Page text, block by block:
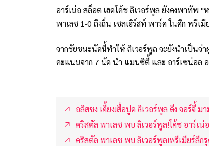
อาร์เน่อ สล็อต เฮดโค้ช ลิเวอร์พูล ยังคงพาทัพ
พาเลซ 1-0 ถึงถิ่น เซลเฮิร์สท์ พาร์ค ในศึก พรีเ
จากชัยชนะนัดนี้ทำให้ ลิเวอร์พูล จะยังนำเป็นจ่
คะแนนจาก 7 นัด นำ แมนซิตี้ และ อาร์เซน่อล
อลิสซง เดี้ยง!สื่อปูด ลิเวอร์พูล ดึง จอร์จี้ มา
คริสตัล พาเลซ พบ ลิเวอร์พูล!โค้ช อาร์เน่
คริสตัล พาเลซ พบ ลิเวอร์พูล!พรีเมียร์ลีก